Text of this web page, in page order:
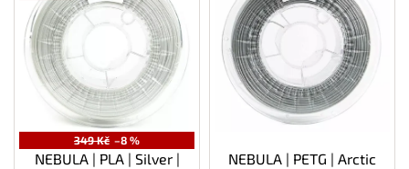
349 Kč –8 %
NEBULA | PLA | Silver |
NEBULA | PETG | Arctic